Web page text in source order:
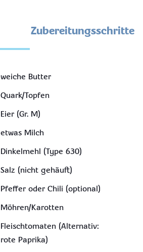
Zubereitungsschritte
weiche Butter
Quark/Topfen
Eier (Gr. M)
etwas Milch
Dinkelmehl (Type 630)
Salz (nicht gehäuft)
Pfeffer oder Chili (optional)
Möhren/Karotten
Fleischtomaten (Alternativ:
rote Paprika)